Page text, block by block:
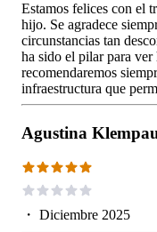
Estamos felices con el
hijo. Se agradece
circunstancias tan
ha sido el pilar para
recomendaremos
infraestructura que
Agustina
・ Diciembre 2025